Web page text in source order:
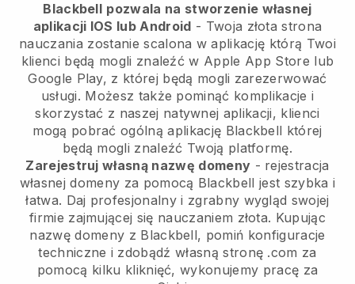
Blackbell pozwala na stworzenie własnej
aplikacji IOS lub Android - Twoja złota strona
nauczania zostanie scalona w aplikację którą Twoi
klienci będą mogli znaleźć w Apple App Store lub
Google Play, z której będą mogli zarezerwować
usługi. Możesz także pominąć komplikacje i
skorzystać z naszej natywnej aplikacji, klienci
mogą pobrać ogólną aplikację Blackbell której
będą mogli znaleźć Twoją platformę.
Zarejestruj własną nazwę domeny - rejestracja
własnej domeny za pomocą Blackbell jest szybka i
łatwa. Daj profesjonalny i zgrabny wygląd swojej
firmie zajmującej się nauczaniem złota. Kupując
nazwę domeny z Blackbell, pomiń konfiguracje
techniczne i zdobądź własną stronę .com za
pomocą kilku kliknięć, wykonujemy pracę za